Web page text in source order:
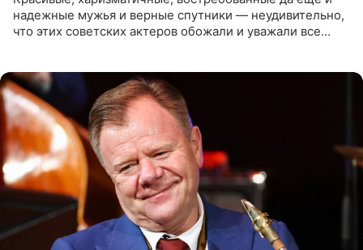
надежные мужья и верные спутники — неудивительно,
что этих советских актеров обожали и уважали все